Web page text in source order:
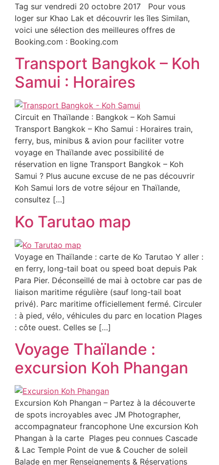
Tag sur vendredi 20 octobre 2017 Pour vous
loger sur Khao Lak et découvrir les îles Similan,
voici une sélection des meilleures offres de
Booking.com : Booking.com
Transport Bangkok – Koh
Samui : Horaires
Circuit en Thaïlande : Bangkok – Koh Samui
Transport Bangkok – Kho Samui : Horaires train,
ferry, bus, minibus & avion pour faciliter votre
voyage en Thaïlande avec possibilité de
réservation en ligne Transport Bangkok – Koh
Samui ? Plus aucune excuse de ne pas découvrir
Koh Samui lors de votre séjour en Thaïlande,
consultez […]
Ko Tarutao map
Voyage en Thaïlande : carte de Ko Tarutao Y aller :
en ferry, long-tail boat ou speed boat depuis Pak
Para Pier. Déconseillé de mai à octobre car pas de
liaison maritime régulière (sauf long-tail boat
privé). Parc maritime officiellement fermé. Circuler
: à pied, vélo, véhicules du parc en location Plages
: côte ouest. Celles se […]
Voyage Thaïlande :
excursion Koh Phangan
Excursion Koh Phangan – Partez à la découverte
de spots incroyables avec JM Photographer,
accompagnateur francophone Une excursion Koh
Phangan à la carte Plages peu connues Cascade
& Lac Temple Point de vue & Coucher de soleil
Balade en mer Renseignements & Réservations